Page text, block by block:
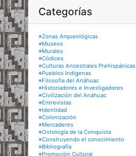
Categorías
※Zonas Arqueológicas
※Museos
※Murales
※Códices
※Culturas Ancestrales Prehispánicas
※Pueblos Indígenas
※Filosofía del Anáhuac
※Historiadores e Investigadores
※Civilización del Anáhuac
※Entrevistas
※Identidad
※Colonización
※Mercaderes
※Ontología de la Conquista
※Construyendo el conocimiento
※Bibliografía
※Promoción Cultural